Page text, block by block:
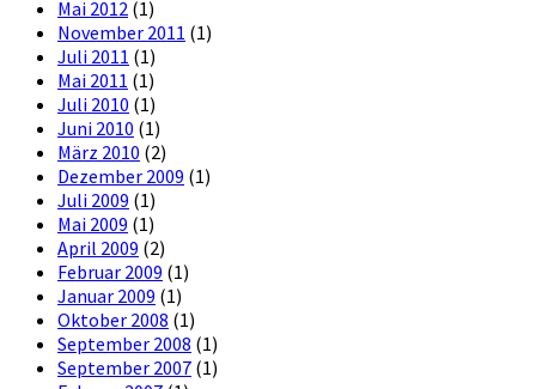
Mai 2012 (1)
November 2011 (1)
Juli 2011 (1)
Mai 2011 (1)
Juli 2010 (1)
Juni 2010 (1)
März 2010 (2)
Dezember 2009 (1)
Juli 2009 (1)
Mai 2009 (1)
April 2009 (2)
Februar 2009 (1)
Januar 2009 (1)
Oktober 2008 (1)
September 2008 (1)
September 2007 (1)